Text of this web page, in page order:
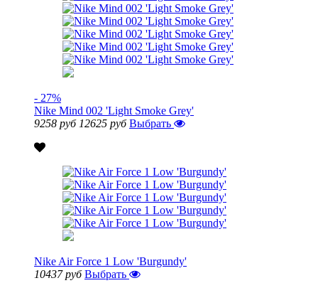
- 27%
Nike Mind 002 'Light Smoke Grey'
9258 руб 12625 руб Выбрать
Nike Air Force 1 Low 'Burgundy'
10437 руб Выбрать